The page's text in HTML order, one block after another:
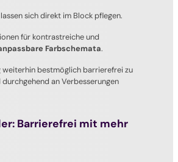
lassen sich direkt im Block pflegen.
für kontrastreiche und
Farbschemata.
weiterhin bestmöglich barrierefrei zu
an Verbesserungen
Barrierefrei mit mehr